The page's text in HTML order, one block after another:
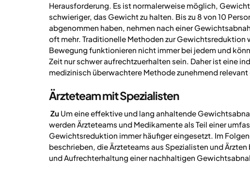
Herausforderung. Es ist normalerweise möglich,
schwieriger, das Gewicht zu halten. Bis zu 8 von 10
abgenommen haben, nehmen nach einer
oft mehr. Traditionelle Methoden zur Gewichtsreduktion
Bewegung funktionieren nicht immer bei jedem und
Zeit nur schwer aufrechtzuerhalten sein. Daher ist eine
medizinisch überwachtere Methode zunehmend
Ärzteteam mit Spezialisten
‍ ZuUm eine effektive und lang anhaltende
werden Ärzteteams und Medikamente als Teil einer
Gewichtsreduktion immer häufiger eingesetzt. Im
beschrieben, die Ärzteteams aus Spezialisten und Ärzten
und Aufrechterhaltung einer nachhaltigen